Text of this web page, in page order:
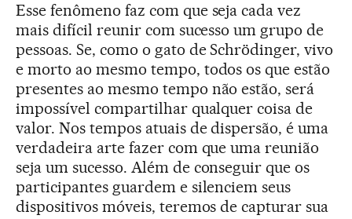
Esse fenômeno faz com que seja cada vez
mais difícil reunir com sucesso um grupo de
pessoas. Se, como o gato de Schrödinger, vivo
e morto ao mesmo tempo, todos os que estão
presentes ao mesmo tempo não estão, será
impossível compartilhar qualquer coisa de
valor. Nos tempos atuais de dispersão, é uma
verdadeira arte fazer com que uma reunião
seja um sucesso. Além de conseguir que os
participantes guardem e silenciem seus
dispositivos móveis, teremos de capturar sua